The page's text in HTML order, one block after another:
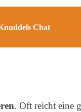
Chat
. Oft reicht eine